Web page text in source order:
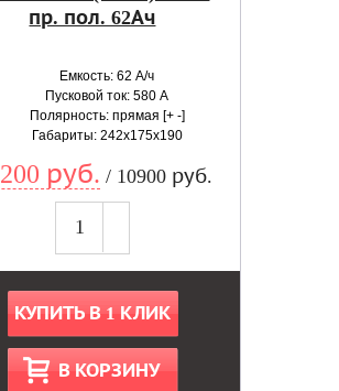
пр. пол. 62Ач
Емкость: 62 А/ч
Пусковой ток: 580 А
Полярность: прямая [+ -]
Габариты: 242x175x190
руб. / 10900 руб.
КУПИТЬ В 1 КЛИК
В КОРЗИНУ